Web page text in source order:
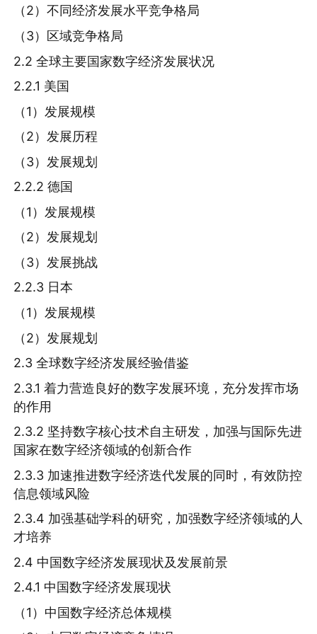
（2）不同经济发展水平竞争格局
（3）区域竞争格局
2.2 全球主要国家数字经济发展状况
2.2.1 美国
（1）发展规模
（2）发展历程
（3）发展规划
2.2.2 德国
（1）发展规模
（2）发展规划
（3）发展挑战
2.2.3 日本
（1）发展规模
（2）发展规划
2.3 全球数字经济发展经验借鉴
2.3.1 着力营造良好的数字发展环境，充分发挥市场
的作用
2.3.2 坚持数字核心技术自主研发，加强与国际先进
国家在数字经济领域的创新合作
2.3.3 加速推进数字经济迭代发展的同时，有效防控
信息领域风险
2.3.4 加强基础学科的研究，加强数字经济领域的人
才培养
2.4 中国数字经济发展现状及发展前景
2.4.1 中国数字经济发展现状
（1）中国数字经济总体规模